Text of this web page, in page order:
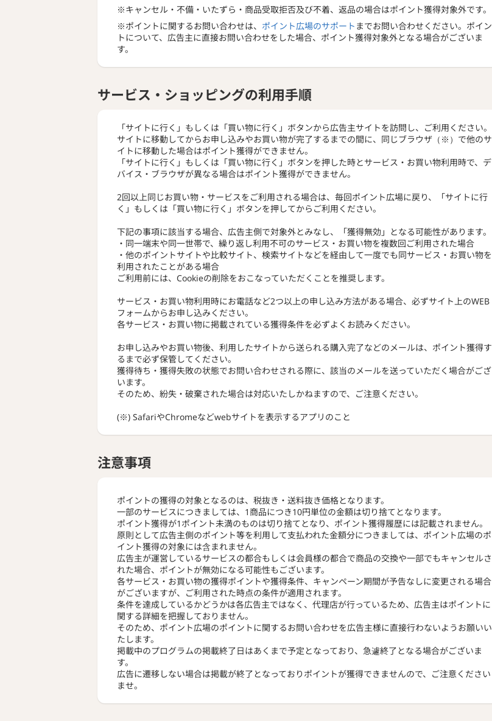
※キャンセル・不備・いたずら・商品受取拒否及び不着、返品の場合はポイント獲得対象外です。
※ポイントに関するお問い合わせは、 ポイント広場のサポート までお問い合わせください。ポイン
トについて、広告主に直接お問い合わせをした場合、ポイント獲得対象外となる場合がございま
す。
サービス・ショッピングの利用手順
「サイトに行く」もしくは「買い物に行く」ボタンから広告主サイトを訪問し、ご利用ください。
サイトに移動してからお申し込みやお買い物が完了するまでの間に、同じブラウザ（※）で他のサ
イトに移動した場合はポイント獲得ができません。
「サイトに行く」もしくは「買い物に行く」ボタンを押した時とサービス・お買い物利用時で、デ
バイス・ブラウザが異なる場合はポイント獲得ができません。
2回以上同じお買い物・サービスをご利用される場合は、毎回ポイント広場に戻り、「サイトに行
く」もしくは「買い物に行く」ボタンを押してからご利用ください。
下記の事項に該当する場合、広告主側で対象外とみなし、「獲得無効」となる可能性があります。
・同一端末や同一世帯で、繰り返し利用不可のサービス・お買い物を複数回ご利用された場合
・他のポイントサイトや比較サイト、検索サイトなどを経由して一度でも同サービス・お買い物を
利用されたことがある場合
ご利用前には、Cookieの削除をおこなっていただくことを推奨します。
サービス・お買い物利用時にお電話など2つ以上の申し込み方法がある場合、必ずサイト上のWEB
フォームからお申し込みください。
各サービス・お買い物に掲載されている獲得条件を必ずよくお読みください。
お申し込みやお買い物後、利用したサイトから送られる購入完了などのメールは、ポイント獲得す
るまで必ず保管してください。
獲得待ち・獲得失敗の状態でお問い合わせされる際に、該当のメールを送っていただく場合がござ
います。
そのため、紛失・破棄された場合は対応いたしかねますので、ご注意ください。
(※) SafariやChromeなどwebサイトを表示するアプリのこと
注意事項
ポイントの獲得の対象となるのは、税抜き・送料抜き価格となります。
一部のサービスにつきましては、1商品につき10円単位の金額は切り捨てとなります。
ポイント獲得が1ポイント未満のものは切り捨てとなり、ポイント獲得履歴には記載されません。
原則として広告主側のポイント等を利用して支払われた金額分につきましては、ポイント広場のポ
イント獲得の対象には含まれません。
広告主が運営しているサービスの都合もしくは会員様の都合で商品の交換や一部でもキャンセルさ
れた場合、ポイントが無効になる可能性もございます。
各サービス・お買い物の獲得ポイントや獲得条件、キャンペーン期間が予告なしに変更される場合
がございますが、ご利用された時点の条件が適用されます。
条件を達成しているかどうかは各広告主ではなく、代理店が行っているため、広告主はポイントに
関する詳細を把握しておりません。
そのため、ポイント広場のポイントに関するお問い合わせを広告主様に直接行わないようお願いい
たします。
掲載中のプログラムの掲載終了日はあくまで予定となっており、急遽終了となる場合がございま
す。
広告に遷移しない場合は掲載が終了となっておりポイントが獲得できませんので、ご注意ください
ませ。